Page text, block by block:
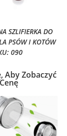
SZLIFIERKA DO
PSÓW I KOTÓW
090
Aby Zobaczyć